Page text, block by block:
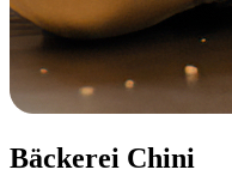
Bäckerei Chini